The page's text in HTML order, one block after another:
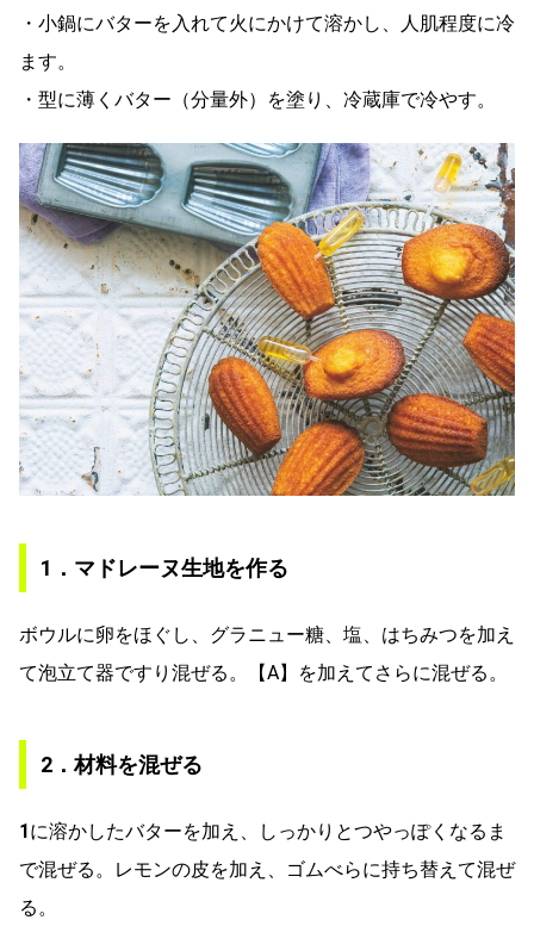
・小鍋にバターを入れて火にかけて溶かし、人肌程度に冷
ます。
・型に薄くバター（分量外）を塗り、冷蔵庫で冷やす。
1．マドレーヌ生地を作る
ボウルに卵をほぐし、グラニュー糖、塩、はちみつを加え
て泡立て器ですり混ぜる。【A】を加えてさらに混ぜる。
2．材料を混ぜる
1に溶かしたバターを加え、しっかりとつやっぽくなるま
で混ぜる。レモンの皮を加え、ゴムべらに持ち替えて混ぜ
る。